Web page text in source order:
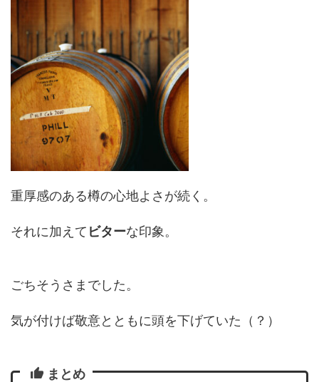
重厚感のある樽の心地よさが続く。
それに加えて ビターな印象。
ごちそうさまでした。
気が付けば敬意とともに頭を下げていた（？）
まとめ